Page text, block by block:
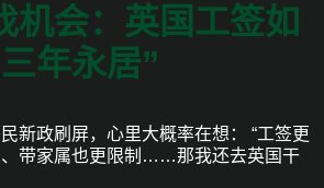
机会：英国工签如
年永居”
新政刷屏，心里大概率在想： “工签更
、带家属也更限制……那我还去英国干